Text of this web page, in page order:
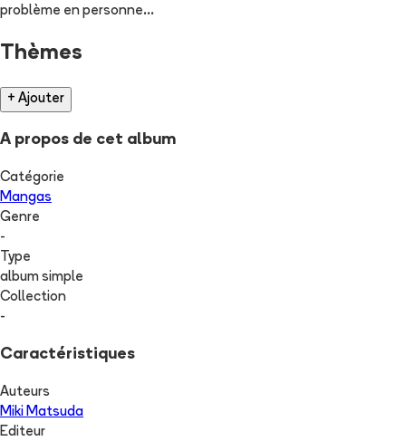
problème en personne...
Thèmes
+ Ajouter
A propos de cet album
Catégorie
Mangas
Genre
-
Type
album simple
Collection
-
Caractéristiques
Auteurs
Miki Matsuda
Editeur